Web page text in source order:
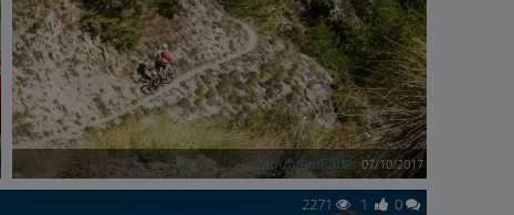
MountainFaber 07/10/2017
2271 1 0